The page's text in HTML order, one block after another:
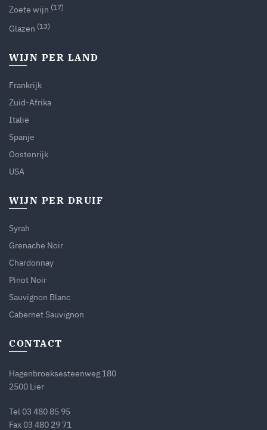
Zoete wijn (17)
Glazen (13)
WIJN PER LAND
Frankrijk
Zuid-Afrika
Italië
Spanje
Oostenrijk
USA
WIJN PER DRUIF
Syrah
Grenache Noir
Chardonnay
Pinot Noir
Sauvignon Blanc
Cabernet Sauvignon
CONTACT
Hagenbroeksesteenweg 180
2500 Lier
Tel 03 480 85 95
Fax 03 480 29 71